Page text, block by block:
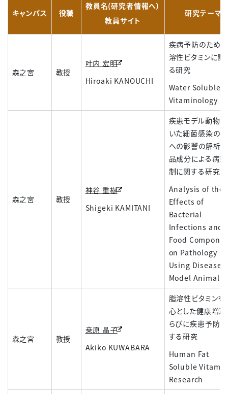
キャンパス 役職
教員名(研究者情報へ）
教員サイト
研究テーマ
森之宮 教授
叶内 宏明
Hiroaki KANOUCHI
疾病予防のため
溶性ビタミンに関
る研究
Water Soluble
Vitaminology
森之宮 教授
神谷 重樹
Shigeki KAMITANI
疾患モデル動物
いた細菌感染の
への影響の解析
品成分による病
制に関する研究
Analysis of the
Effects of
Bacterial
Infections and
Food
on Pathology
Using Disease
Model Animals
森之宮 教授
桒原 晶子
Akiko KUWABARA
脂溶性ビタミンを
心とした健康増
らびに疾患予防
する研究
Human Fat
Soluble Vitamin
Research